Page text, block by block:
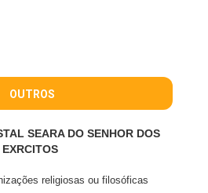
OUTROS
SEARA DO SENHOR DOS
EXRCITOS
religiosas ou filosóficas